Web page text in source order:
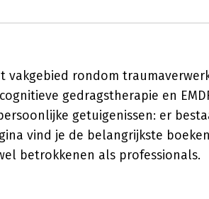
vakgebied rondom
gedragstherapie en
getuigenissen: er
vind je de belangrijkste
betrokkenen als professionals.